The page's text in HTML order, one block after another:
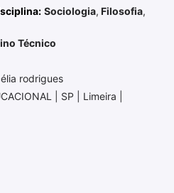
Sociologia, Filosofia,
Técnico
rodrigues
| SP | Limeira |